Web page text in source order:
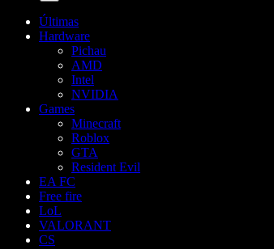
Últimas
Hardware
Pichau
AMD
Intel
NVIDIA
Games
Minecraft
Roblox
GTA
Resident Evil
EA FC
Free fire
LoL
VALORANT
CS